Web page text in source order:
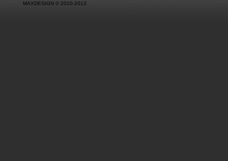
MAXDESIGN © 2010-2013